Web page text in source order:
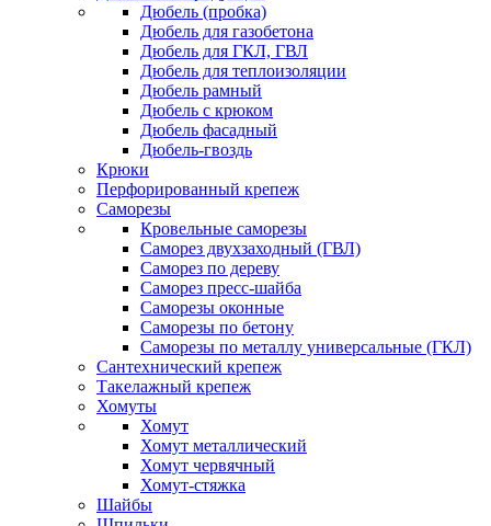
Дюбель (пробка)
Дюбель для газобетона
Дюбель для ГКЛ, ГВЛ
Дюбель для теплоизоляции
Дюбель рамный
Дюбель с крюком
Дюбель фасадный
Дюбель-гвоздь
Крюки
Перфорированный крепеж
Саморезы
Кровельные саморезы
Саморез двухзаходный (ГВЛ)
Саморез по дереву
Саморез пресс-шайба
Саморезы оконные
Саморезы по бетону
Саморезы по металлу универсальные (ГКЛ)
Сантехнический крепеж
Такелажный крепеж
Хомуты
Хомут
Хомут металлический
Хомут червячный
Хомут-стяжка
Шайбы